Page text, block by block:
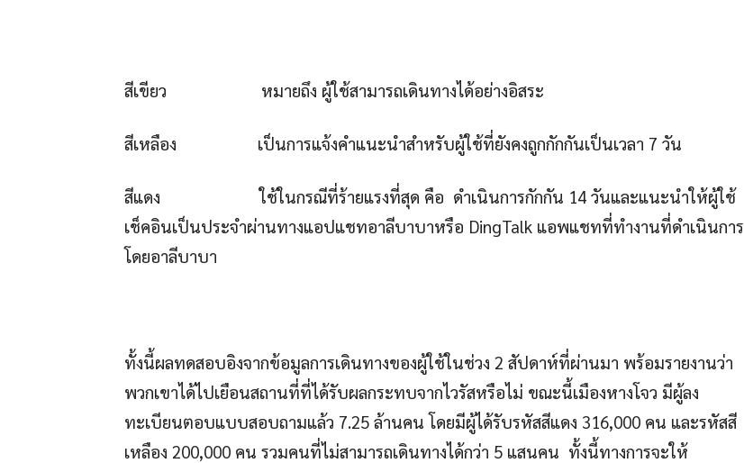
สีเขียว หมายถึง ผู้ใช้สามารถเดินทางได้อย่างอิสระ
สีเหลือง เป็นการแจ้งคำแนะนำสำหรับผู้ใช้ที่ยังคงถูกกักกันเป็นเวลา 7 วัน
สีแดง ใช้ในกรณีที่ร้ายแรงที่สุด คือ ดำเนินการกักกัน 14 วันและแนะนำให้ผู้ใช้
เช็คอินเป็นประจำผ่านทางแอปแชทอาลีบาบาหรือ DingTalk แอพแชทที่ทำงานที่ดำเนินการ
โดยอาลีบาบา
ทั้งนี้ผลทดสอบอิงจากข้อมูลการเดินทางของผู้ใช้ในช่วง 2 สัปดาห์ที่ผ่านมา พร้อมรายงานว่า
พวกเขาได้ไปเยือนสถานที่ที่ได้รับผลกระทบจากไวรัสหรือไม่ ขณะนี้เมืองหางโจว มีผู้ลง
ทะเบียนตอบแบบสอบถามแล้ว 7.25 ล้านคน โดยมีผู้ได้รับรหัสสีแดง 316,000 คน และรหัสสี
เหลือง 200,000 คน รวมคนที่ไม่สามารถเดินทางได้กว่า 5 แสนคน ทั้งนี้ทางการจะให้